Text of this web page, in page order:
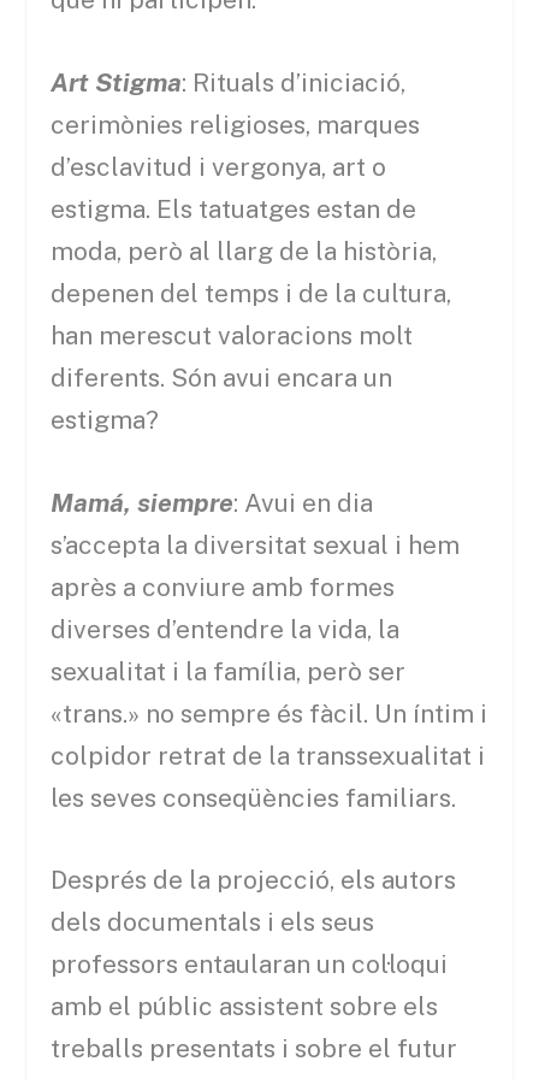
Art Stigma: Rituals d’iniciació,
cerimònies religioses, marques
d’esclavitud i vergonya, art o
estigma. Els tatuatges estan de
moda, però al llarg de la història,
depenen del temps i de la cultura,
han merescut valoracions molt
diferents. Són avui encara un
estigma?
Mamá, siempre: Avui en dia
s’accepta la diversitat sexual i hem
après a conviure amb formes
diverses d’entendre la vida, la
sexualitat i la família, però ser
«trans.» no sempre és fàcil. Un íntim i
colpidor retrat de la transsexualitat i
les seves conseqüències familiars.
Després de la projecció, els autors
dels documentals i els seus
professors entaularan un col·loqui
amb el públic assistent sobre els
treballs presentats i sobre el futur